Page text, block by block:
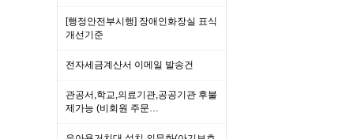
[행정안전부시행] 장애인화장실 표식
개선기준
전자세금계산서 이메일 발송건
관공서,학교,의료기관,공공기관 후불
제가능 (비회원 주문…